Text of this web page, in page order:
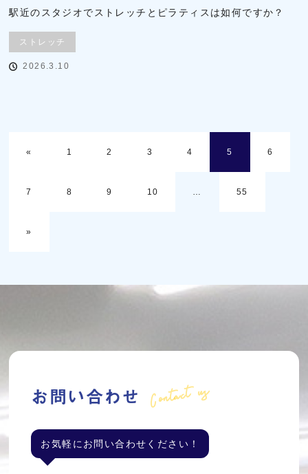
駅近のスタジオでストレッチとピラティスは如何ですか？
ストレッチ
2026.3.10
« 1 2 3 4 5 6
7 8 9 10 … 55
»
お問い合わせ Contact us
お気軽にお問い合わせください！